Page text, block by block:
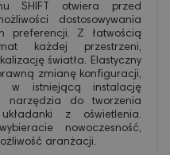
SHIFT otwiera przed
dostosowywania
preferencji. Z łatwością
każdej przestrzeni,
światła. Elastyczny
zmianę konfiguracji,
w istniejącą instalację
narzędzia do tworzenia
z oświetlenia.
nowoczesność,
aranżacji.